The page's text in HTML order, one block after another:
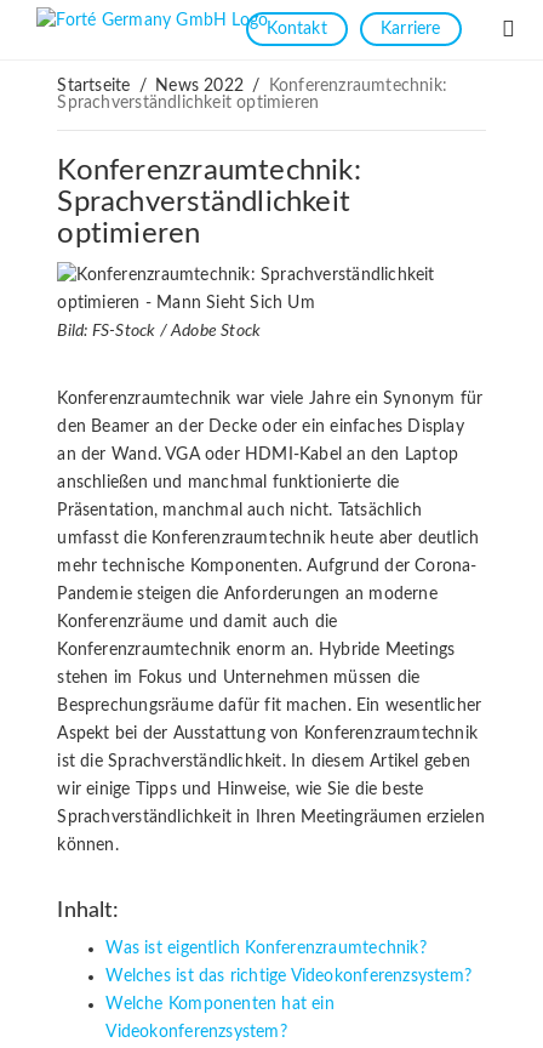
Kontakt Karriere
Startseite / News 2022 /
Konferenzraumtechnik:
Sprachverständlichkeit optimieren
Konferenzraumtechnik:
Sprachverständlichkeit
optimieren
Bild: FS-Stock / Adobe Stock
Konferenzraumtechnik war viele Jahre ein Synonym für
den Beamer an der Decke oder ein einfaches Display
an der Wand. VGA oder HDMI-Kabel an den Laptop
anschließen und manchmal funktionierte die
Präsentation, manchmal auch nicht. Tatsächlich
umfasst die Konferenzraumtechnik heute aber deutlich
mehr technische Komponenten. Aufgrund der Corona-
Pandemie steigen die Anforderungen an moderne
Konferenzräume und damit auch die
Konferenzraumtechnik enorm an. Hybride Meetings
stehen im Fokus und Unternehmen müssen die
Besprechungsräume dafür fit machen. Ein wesentlicher
Aspekt bei der Ausstattung von Konferenzraumtechnik
ist die Sprachverständlichkeit. In diesem Artikel geben
wir einige Tipps und Hinweise, wie Sie die beste
Sprachverständlichkeit in Ihren Meetingräumen erzielen
können.
Inhalt:
Was ist eigentlich Konferenzraumtechnik?
Welches ist das richtige Videokonferenzsystem?
Welche Komponenten hat ein
Videokonferenzsystem?